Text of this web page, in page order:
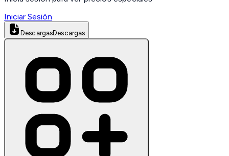
Iniciar Sesión
DescargasDescargas